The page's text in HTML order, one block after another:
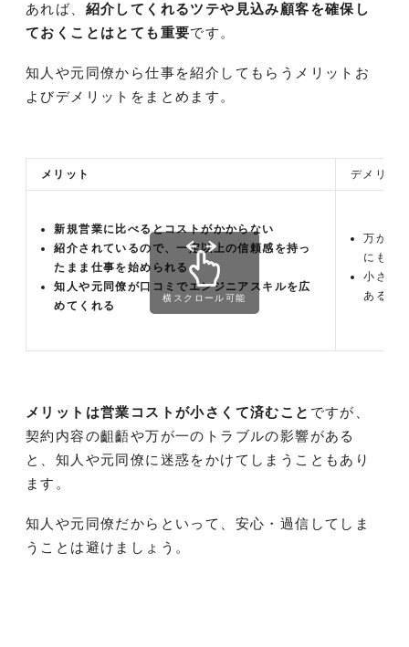
あれば、 紹介してくれるツテや見込み顧客を確保し
ておくことはとても重要です。
知人や元同僚から仕事を紹介してもらうメリットお
よびデメリットをまとめます。
メリット デメリッ
新規営業に比べるとコストがかからない
紹介されているので、一定以上の信頼感を持っ
たまま仕事を始められる
知人や元同僚が口コミでエンジニアスキルを広
めてくれる
万が一
にも迷
小さな
ある
横スクロール可能
メリットは営業コストが小さくて済むこと ですが、
契約内容の齟齬や万が一のトラブルの影響がある
と、知人や元同僚に迷惑をかけてしまうこともあり
ます。
知人や元同僚だからといって、安心・過信してしま
うことは避けましょう。